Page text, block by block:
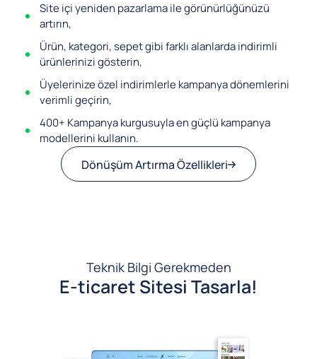
Site içi yeniden pazarlama ile görünürlüğünüzü
artırın,
Ürün, kategori, sepet gibi farklı alanlarda indirimli
ürünlerinizi gösterin,
Üyelerinize özel indirimlerle kampanya dönemlerini
verimli geçirin,
400+ Kampanya kurgusuyla en güçlü kampanya
modellerini kullanın.
Dönüşüm Artırma Özellikleri
Teknik Bilgi Gerekmeden
E-ticaret Sitesi Tasarla!